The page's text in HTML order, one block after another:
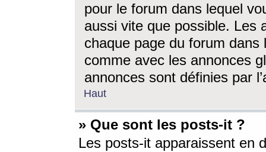
pour le forum dans lequel
aussi vite que possible. Les
chaque page du forum dans
comme avec les annonces
annonces sont définies par
Haut
» Que sont les posts-it ?
Les posts-it apparaissent en